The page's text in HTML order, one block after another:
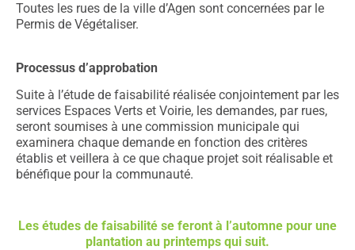
Toutes les rues de la ville d’Agen sont concernées par le
Permis de Végétaliser.
Processus d’approbation
Suite à l’étude de faisabilité réalisée conjointement par les
services Espaces Verts et Voirie, les demandes, par rues,
seront soumises à une commission municipale qui
examinera chaque demande en fonction des critères
établis et veillera à ce que chaque projet soit réalisable et
bénéfique pour la communauté.
Les études de faisabilité se feront à l’automne pour une
plantation au printemps qui suit.